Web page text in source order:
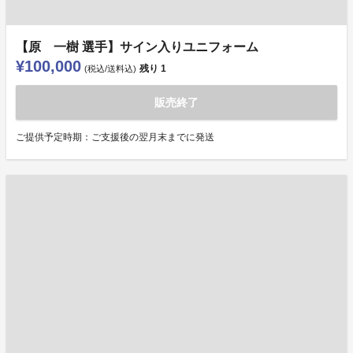
【原 一樹 選手】サイン入りユニフォーム
¥100,000 (税込/送料込) 残り 1
販売終了
ご提供予定時期：ご支援後の翌月末までに発送